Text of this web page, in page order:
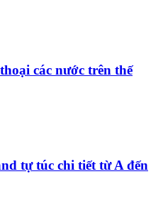
các nước trên thế
tự túc chi tiết từ A đến